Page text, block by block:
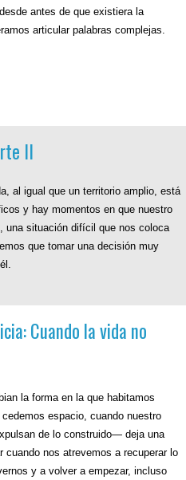
antes de que existiera la
articular palabras complejas.
II
al igual que un territorio amplio, está
y hay momentos en que nuestro
una situación difícil que nos coloca
que tomar una decisión muy
Cuando la vida no
la forma en la que habitamos
espacio, cuando nuestro
de lo construido— deja una
nos atrevemos a recuperar lo
y a volver a empezar, incluso